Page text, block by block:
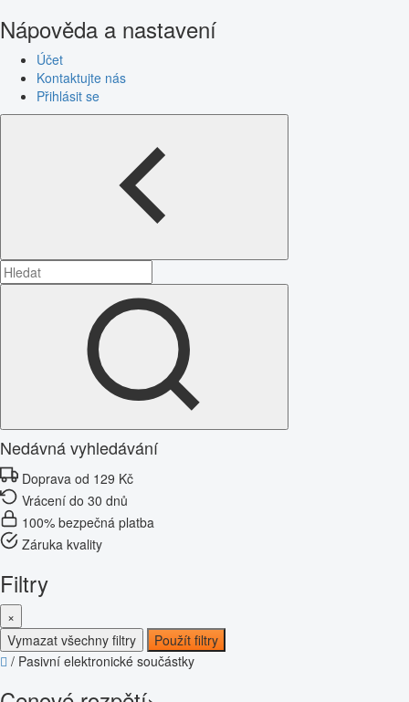
Nápověda a nastavení
Účet
Kontaktujte nás
Přihlásit se
Nedávná vyhledávání
Doprava od 129 Kč
Vrácení do 30 dnů
100% bezpečná platba
Záruka kvality
Filtry
×
Vymazat všechny filtry
Použít filtry
/ Pasivní elektronické součástky